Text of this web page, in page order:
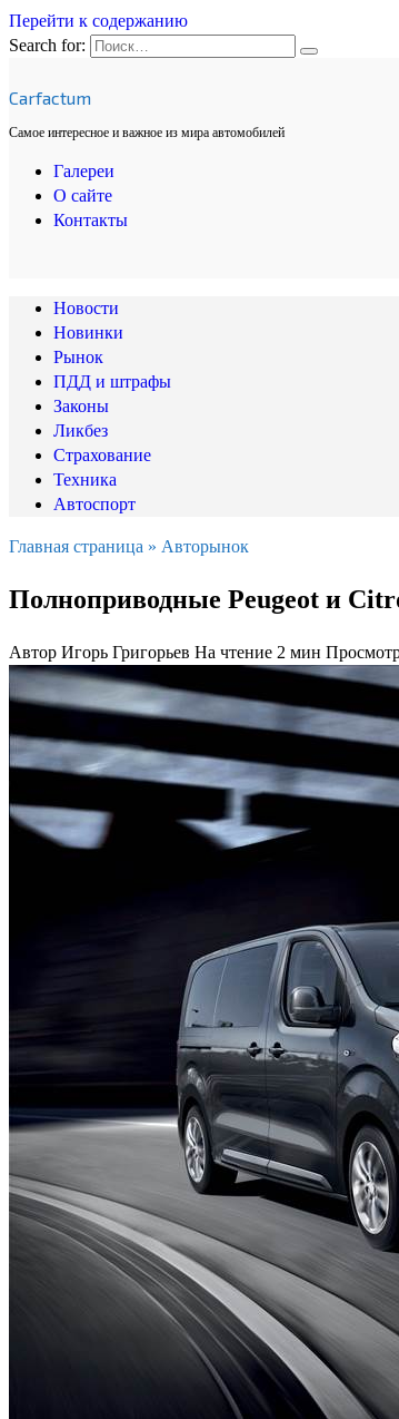
Перейти к содержанию
Search for:
Carfactum
Самое интересное и важное из мира автомобилей
Галереи
О сайте
Контакты
Новости
Новинки
Рынок
ПДД и штрафы
Законы
Ликбез
Страхование
Техника
Автоспорт
Главная страница » Авторынок
Полноприводные Peugeot и
Автор Игорь Григорьев На чтение 2 мин